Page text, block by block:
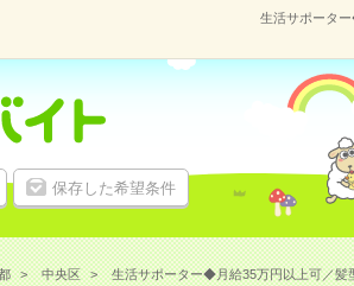
生活サポータ
保存した希望条件
中央区 生活サポーター◆月給35万円以上可／髪